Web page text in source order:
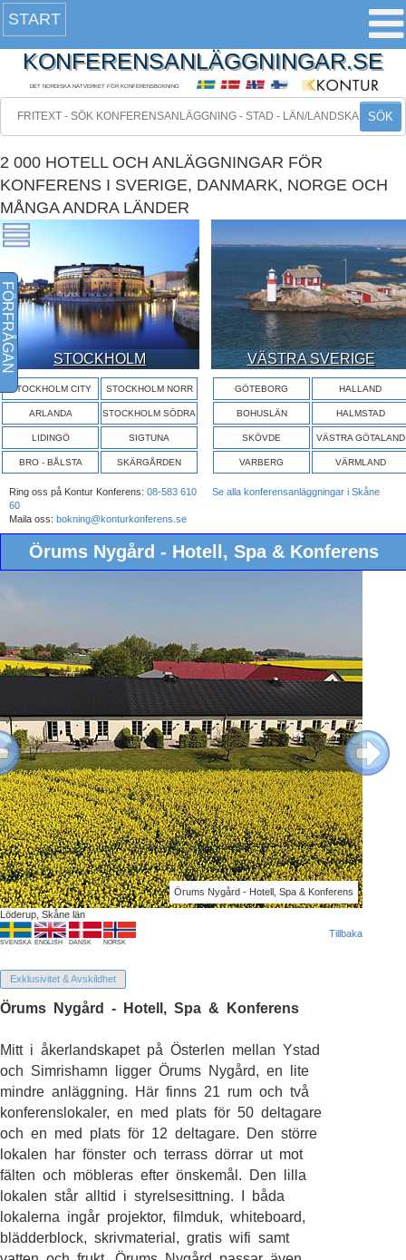
START
KONFERENSANLÄGGNINGAR.SE
DET NORDISKA NÄTVERKET FÖR KONFERENSBOKNING
SÖK
2 000 HOTELL OCH ANLÄGGNINGAR FÖR
KONFERENS I SVERIGE, DANMARK, NORGE OCH
MÅNGA ANDRA LÄNDER
STOCKHOLM
STOCKHOLM CITY STOCKHOLM NORR
ARLANDA STOCKHOLM SÖDRA
LIDINGÖ SIGTUNA
BRO - BÅLSTA SKÄRGÅRDEN
VÄSTRA SVERIGE
GÖTEBORG HALLAND
BOHUSLÄN HALMSTAD
SKÖVDE VÄSTRA GÖTALAND
VARBERG VÄRMLAND
Ring oss på Kontur Konferens: 08-583 610
60
Maila oss: bokning@konturkonferens.se
Se alla konferensanläggningar i Skåne
Örums Nygård - Hotell, Spa & Konferens
Örums Nygård - Hotell, Spa & Konferens
Next
Löderup, Skåne län
SVENSKA ENGLISH DANSK NORSK
Tillbaka
Exklusivitet & Avskildhet
Örums Nygård - Hotell, Spa & Konferens
Mitt i åkerlandskapet på Österlen mellan Ystad
och Simrishamn ligger Örums Nygård, en lite
mindre anläggning. Här finns 21 rum och två
konferenslokaler, en med plats för 50 deltagare
och en med plats för 12 deltagare. Den större
lokalen har fönster och terrass dörrar ut mot
fälten och möbleras efter önskemål. Den lilla
lokalen står alltid i styrelsesittning. I båda
lokalerna ingår projektor, filmduk, whiteboard,
blädderblock, skrivmaterial, gratis wifi samt
FÖRFRÅGAN